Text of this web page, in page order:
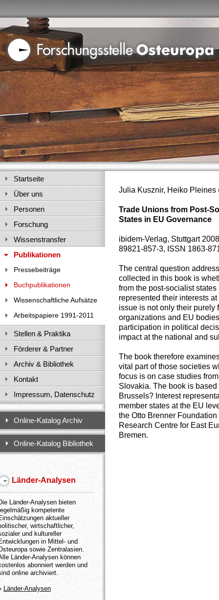
Julia Kusznir, Heiko Pleines
Trade Unions from Post-
States in EU Governance
ibidem-Verlag, Stuttgart
89821-857-3, ISSN 1863-
The central question
collected in this book is
from the post-socialist
represented their interests
issue is not only their purely
organizations and EU
participation in political
impact at the national and
The book therefore
vital part of those societies
focus is on case studies
Slovakia. The book is based
Brussels? Interest
member states at the EU
the Otto Brenner Foundation
Research Centre for East
Bremen.
Startseite
Über uns
Personen
Forschung
Wissenstransfer
Publikationen
Pressebeiträge
Buchpublikationen
Wissenschaftliche Aufsätze
Arbeitspapiere 1991-2011
Stellen & Praktika
Förderer & Partner
Archiv & Bibliothek
Kontakt
Impressum, Datenschutz
Online-Katalog Archiv
Online-Katalog Bibliothek
Länder-Analysen
Länder-Analysen bieten
kompetente
aktueller
wirtschaftlicher,
und kultureller
in Mittel- und
sowie Zentralasien.
Länder-Analysen können
abonniert werden und
online archiviert.
Länder-Analysen